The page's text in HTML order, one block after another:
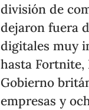
división de
dejaron fuera
digitales muy
hasta Fortnite,
Gobierno
empresas y